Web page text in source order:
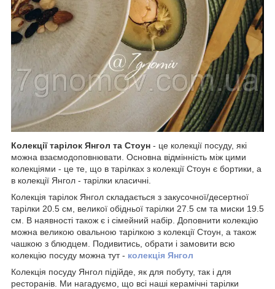
Колекції тарілок Янгол та Стоун - це колекції посуду, які
можна взаємодоповнювати. Основна відмінність між цими
колекціями - це те, що в тарілках з колекції Стоун є бортики, а
в колекції Янгол - тарілки класичні.
Колекція тарілок Янгол складається з закусочної/десертної
тарілки 20.5 см, великої обідньої тарілки 27.5 см та миски 19.5
см. В наявності також є і сімейний набір. Доповнити колекцію
можна великою овальною тарілкою з колекції Стоун, а також
чашкою з блюдцем. Подивитись, обрати і замовити всю
колекцію посуду можна тут - колекція Янгол
Колекція посуду Янгол підійде, як для побуту, так і для
ресторанів. Ми нагадуємо, що всі наші керамічні тарілки